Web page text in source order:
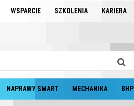
WSPARCIE SZKOLENIA KARIERA
NAPRAWY SMART MECHANIKA BHP